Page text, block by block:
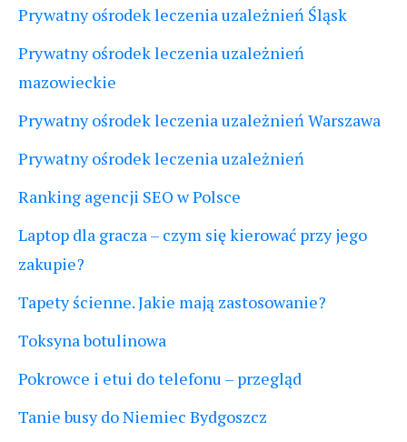
Prywatny ośrodek leczenia uzależnień Śląsk
Prywatny ośrodek leczenia uzależnień
mazowieckie
Prywatny ośrodek leczenia uzależnień Warszawa
Prywatny ośrodek leczenia uzależnień
Ranking agencji SEO w Polsce
Laptop dla gracza – czym się kierować przy jego
zakupie?
Tapety ścienne. Jakie mają zastosowanie?
Toksyna botulinowa
Pokrowce i etui do telefonu – przegląd
Tanie busy do Niemiec Bydgoszcz